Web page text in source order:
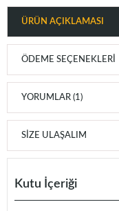
ÜRÜN AÇIKLAMASI
ÖDEME SEÇENEKLERI
YORUMLAR (1)
SIZE ULAŞALIM
Kutu İçeriği